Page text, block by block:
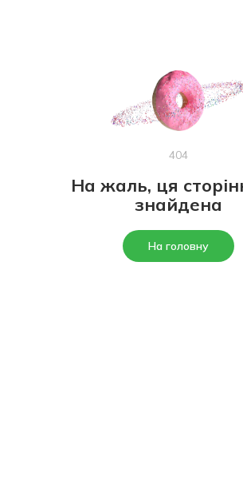
404
На жаль, ця
знайдена
На головну